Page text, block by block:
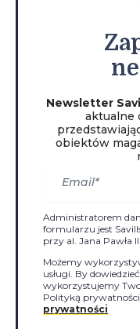
Newsletter
aktualne
obiektów
Administratorem
formularzu jest
przy al. Jana Pawła
Możemy
usługi. By
wykorzystujemy
Polityką
prywatności